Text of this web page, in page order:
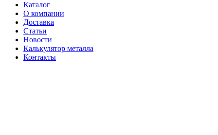
Каталог
О компании
Доставка
Статьи
Новости
Калькулятор металла
Контакты